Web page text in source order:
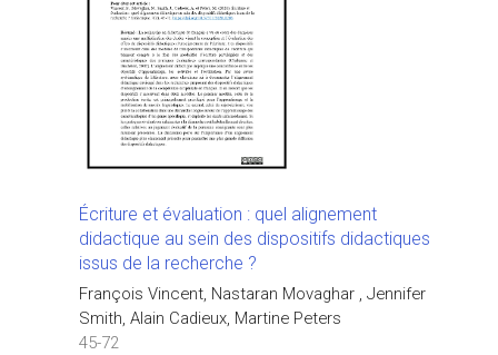
Écriture et évaluation : quel alignement
didactique au sein des dispositifs didactiques
issus de la recherche ?
François Vincent, Nastaran Movaghar , Jennifer
Smith, Alain Cadieux, Martine Peters
45-72